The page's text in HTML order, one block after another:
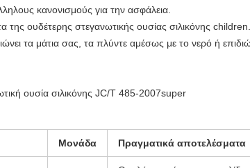
κανονισμούς για την ασφάλεια.
της ουδέτερης στεγανωτικής ουσίας σιλικόνης
τα μάτια σας, τα πλύντε αμέσως με το νερό ή
ουσία σιλικόνης JC/T 485-2007super
Μονάδα Πραγματικά αποτελέσματα